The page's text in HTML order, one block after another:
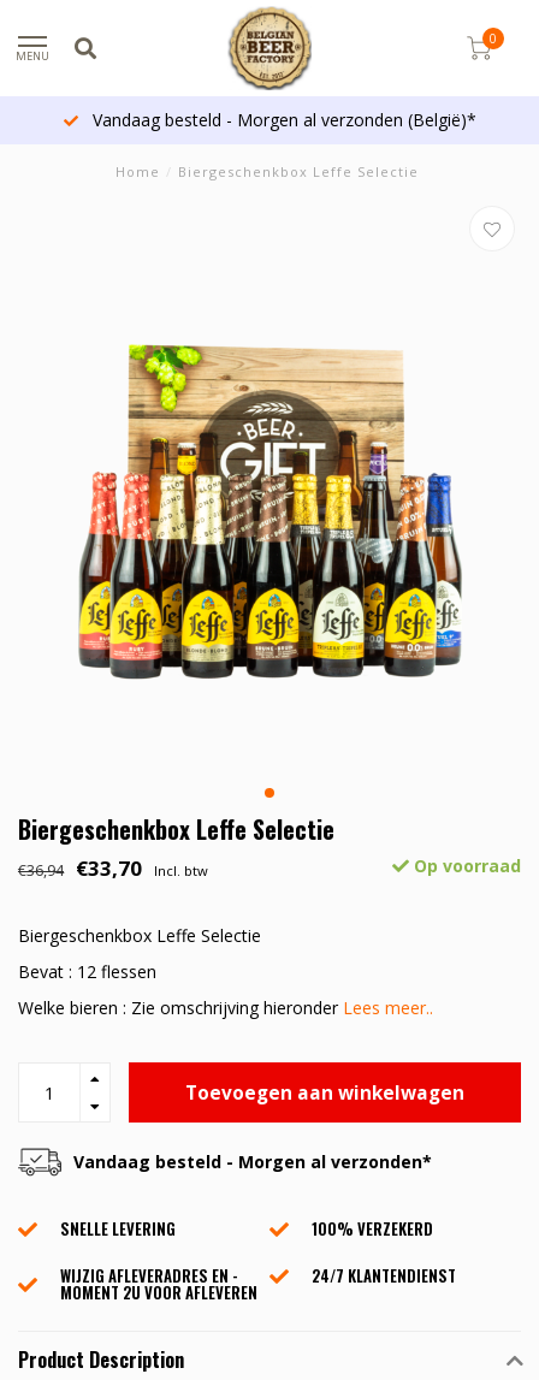
MENU
0
Vandaag besteld - Morgen al verzonden (België)*
Home / Biergeschenkbox Leffe Selectie
Biergeschenkbox Leffe Selectie
€36,94 €33,70 Incl. btw Op voorraad
Biergeschenkbox Leffe Selectie
Bevat : 12 flessen
Welke bieren : Zie omschrijving hieronder Lees meer..
Toevoegen aan winkelwagen
Vandaag besteld - Morgen al verzonden*
SNELLE LEVERING
100% VERZEKERD
WIJZIG AFLEVERADRES EN -
MOMENT 2U VOOR AFLEVEREN
24/7 KLANTENDIENST
Product Description